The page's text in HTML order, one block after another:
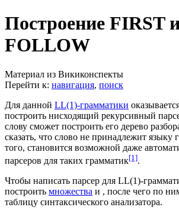
Построение FIRST
FOLLOW
Материал из Викиконспекты
Перейти к: навигация, поиск
Для данной LL(1)-грамматики
построить нисходящий рекурсивный
слову сможет построить его дерево
сказать, что слово не принадлежит языку
того, становится возможной даже
парсеров для таких грамматик[1].
Чтобы написать парсер для LL(1)-
построить множества и , после чего по
таблицу синтаксического анализатора.